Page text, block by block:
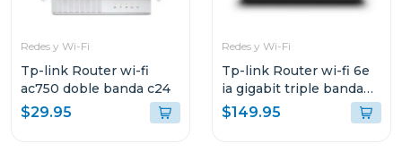
Redes y Wi-Fi
Tp-link Router wi-fi
ac750 doble banda c24
$29.95
Redes y Wi-Fi
Tp-link Router wi-fi 6e
ia gigabit triple banda
axe5400
$149.95